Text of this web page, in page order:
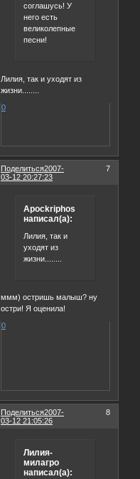
соглашусь! У
него есть
великолепные
песни!
Лилия, так и уходят из
жизни........
0
Поделиться 7
2007-
03-12 20:27:23
Apockriphos
написал(а):
Лилия, так и
уходят из
жизни........
ммм) остришь малыш? ну
остри! Я оценила!
0
Поделиться 8
2007-
03-12 21:05:26
Лилия-
милагро
написал(а):